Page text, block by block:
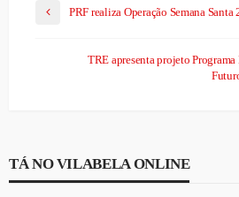
PRF realiza Operação Semana Santa
TRE apresenta projeto
TÁ NO VILABELA ONLINE